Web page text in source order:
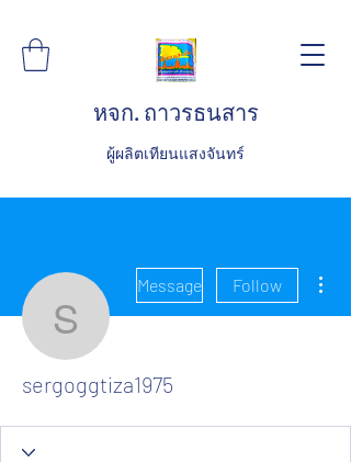
หจก. ถาวรธนสาร
ผู้ผลิตเทียนแสงจันทร์
sergoggtiza1975
Message Follow
sergoggtiza1975